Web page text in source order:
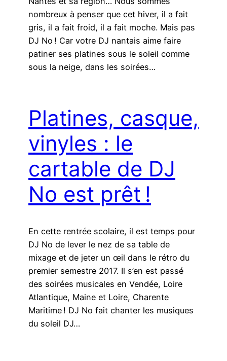
nombreux à penser que cet hiver, il a fait
gris, il a fait froid, il a fait moche. Mais pas
DJ No ! Car votre DJ nantais aime faire
patiner ses platines sous le soleil comme
sous la neige, dans les soirées…
Platines, casque,
vinyles : le
cartable de DJ
No est prêt !
En cette rentrée scolaire, il est temps pour
DJ No de lever le nez de sa table de
mixage et de jeter un œil dans le rétro du
premier semestre 2017. Il s’en est passé
des soirées musicales en Vendée, Loire
Atlantique, Maine et Loire, Charente
Maritime ! DJ No fait chanter les musiques
du soleil DJ…